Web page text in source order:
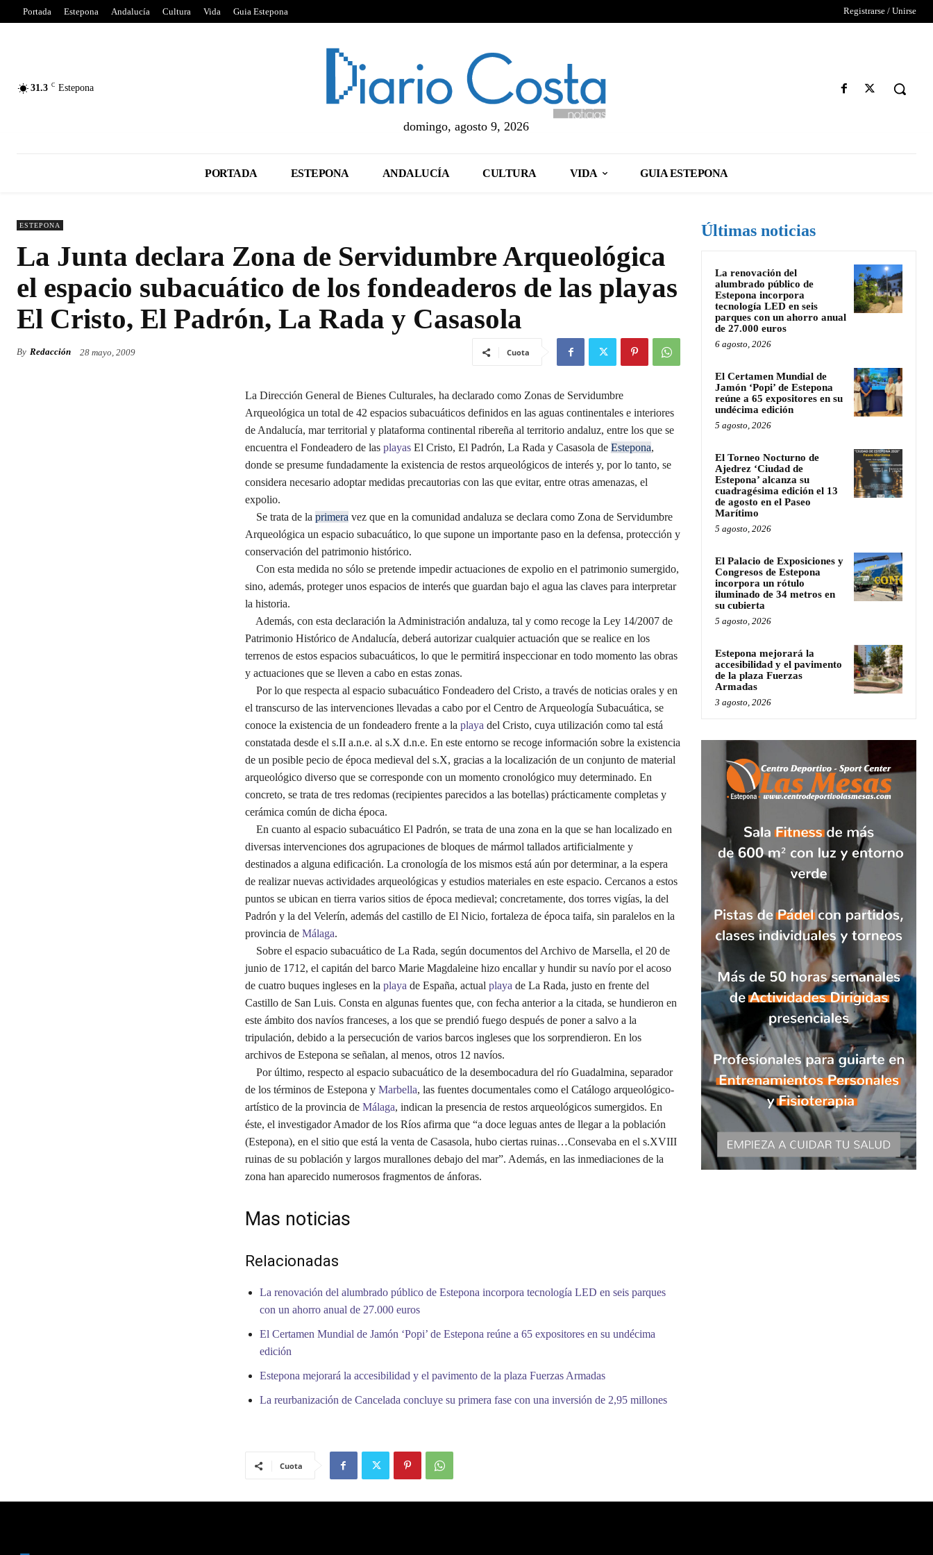
Portada Estepona Andalucía Cultura Vida Guia Estepona Registrarse / Unirse
31.3 C Estepona
domingo, agosto 9, 2026
PORTADA ESTEPONA ANDALUCÍA CULTURA VIDA GUIA ESTEPONA
ESTEPONA
La Junta declara Zona de Servidumbre Arqueológica
el espacio subacuático de los fondeaderos de las playas
El Cristo, El Padrón, La Rada y Casasola
By Redacción 28 mayo, 2009 Cuota
La Dirección General de Bienes Culturales, ha declarado como Zonas de Servidumbre
Arqueológica un total de 42 espacios subacuáticos definidos en las aguas continentales e interiores
de Andalucía, mar territorial y plataforma continental ribereña al territorio andaluz, entre los que se
encuentra el Fondeadero de las playasEl Cristo, El Padrón, La Rada y Casasola de Estepona,
donde se presume fundadamente la existencia de restos arqueológicos de interés y, por lo tanto, se
considera necesario adoptar medidas precautorias con las que evitar, entre otras amenazas, el
expolio.
Se trata de la primera vez que en la comunidad andaluza se declara como Zona de Servidumbre
Arqueológica un espacio subacuático, lo que supone un importante paso en la defensa, protección y
conservación del patrimonio histórico.
Con esta medida no sólo se pretende impedir actuaciones de expolio en el patrimonio sumergido,
sino, además, proteger unos espacios de interés que guardan bajo el agua las claves para interpretar
la historia.
Además, con esta declaración la Administración andaluza, tal y como recoge la Ley 14/2007 de
Patrimonio Histórico de Andalucía, deberá autorizar cualquier actuación que se realice en los
terrenos de estos espacios subacuáticos, lo que le permitirá inspeccionar en todo momento las obras
y actuaciones que se lleven a cabo en estas zonas.
Por lo que respecta al espacio subacuático Fondeadero del Cristo, a través de noticias orales y en
el transcurso de las intervenciones llevadas a cabo por el Centro de Arqueología Subacuática, se
conoce la existencia de un fondeadero frente a la playa del Cristo, cuya utilización como tal está
constatada desde el s.II a.n.e. al s.X d.n.e. En este entorno se recoge información sobre la existencia
de un posible pecio de época medieval del s.X, gracias a la localización de un conjunto de material
arqueológico diverso que se corresponde con un momento cronológico muy determinado. En
concreto, se trata de tres redomas (recipientes parecidos a las botellas) prácticamente completas y
cerámica común de dicha época.
En cuanto al espacio subacuático El Padrón, se trata de una zona en la que se han localizado en
diversas intervenciones dos agrupaciones de bloques de mármol tallados artificialmente y
destinados a alguna edificación. La cronología de los mismos está aún por determinar, a la espera
de realizar nuevas actividades arqueológicas y estudios materiales en este espacio. Cercanos a estos
puntos se ubican en tierra varios sitios de época medieval; concretamente, dos torres vigías, la del
Padrón y la del Velerín, además del castillo de El Nicio, fortaleza de época taifa, sin paralelos en la
provincia de Málaga.
Sobre el espacio subacuático de La Rada, según documentos del Archivo de Marsella, el 20 de
junio de 1712, el capitán del barco Marie Magdaleine hizo encallar y hundir su navío por el acoso
de cuatro buques ingleses en la playa de España, actual playa de La Rada, justo en frente del
Castillo de San Luis. Consta en algunas fuentes que, con fecha anterior a la citada, se hundieron en
este ámbito dos navíos franceses, a los que se prendió fuego después de poner a salvo a la
tripulación, debido a la persecución de varios barcos ingleses que los sorprendieron. En los
archivos de Estepona se señalan, al menos, otros 12 navíos.
Por último, respecto al espacio subacuático de la desembocadura del río Guadalmina, separador
de los términos de Estepona y Marbella, las fuentes documentales como el Catálogo arqueológico-
artístico de la provincia de Málaga, indican la presencia de restos arqueológicos sumergidos. En
éste, el investigador Amador de los Ríos afirma que “a doce leguas antes de llegar a la población
(Estepona), en el sitio que está la venta de Casasola, hubo ciertas ruinas…Consevaba en el s.XVIII
ruinas de su población y largos murallones debajo del mar”. Además, en las inmediaciones de la
zona han aparecido numerosos fragmentos de ánforas.
Mas noticias
Relacionadas
La renovación del alumbrado público de Estepona incorpora tecnología LED en seis parques
con un ahorro anual de 27.000 euros
El Certamen Mundial de Jamón ‘Popi’ de Estepona reúne a 65 expositores en su undécima
edición
Estepona mejorará la accesibilidad y el pavimento de la plaza Fuerzas Armadas
La reurbanización de Cancelada concluye su primera fase con una inversión de 2,95 millones
Cuota
Últimas noticias
La renovación del
alumbrado público de
Estepona incorpora
tecnología LED en seis
parques con un ahorro anual
de 27.000 euros
6 agosto, 2026
El Certamen Mundial de
Jamón ‘Popi’ de Estepona
reúne a 65 expositores en su
undécima edición
5 agosto, 2026
El Torneo Nocturno de
Ajedrez ‘Ciudad de
Estepona’ alcanza su
cuadragésima edición el 13
de agosto en el Paseo
Marítimo
5 agosto, 2026
El Palacio de Exposiciones y
Congresos de Estepona
incorpora un rótulo
iluminado de 34 metros en
su cubierta
5 agosto, 2026
Estepona mejorará la
accesibilidad y el pavimento
de la plaza Fuerzas
Armadas
3 agosto, 2026